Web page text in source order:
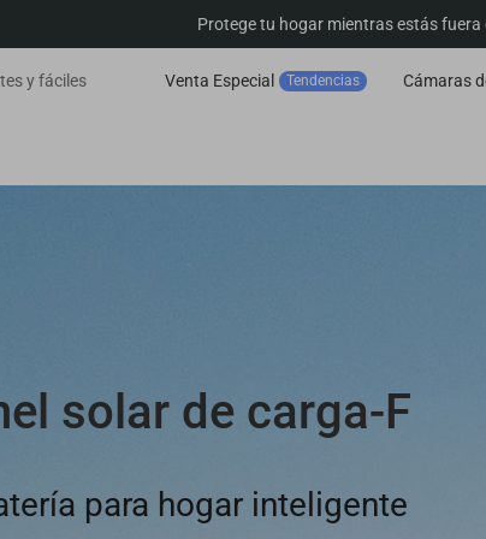
Protege tu hogar mientras estás
y fáciles Venta Especial Tendencias Cámaras
solar de carga-F
para hogar inteligente